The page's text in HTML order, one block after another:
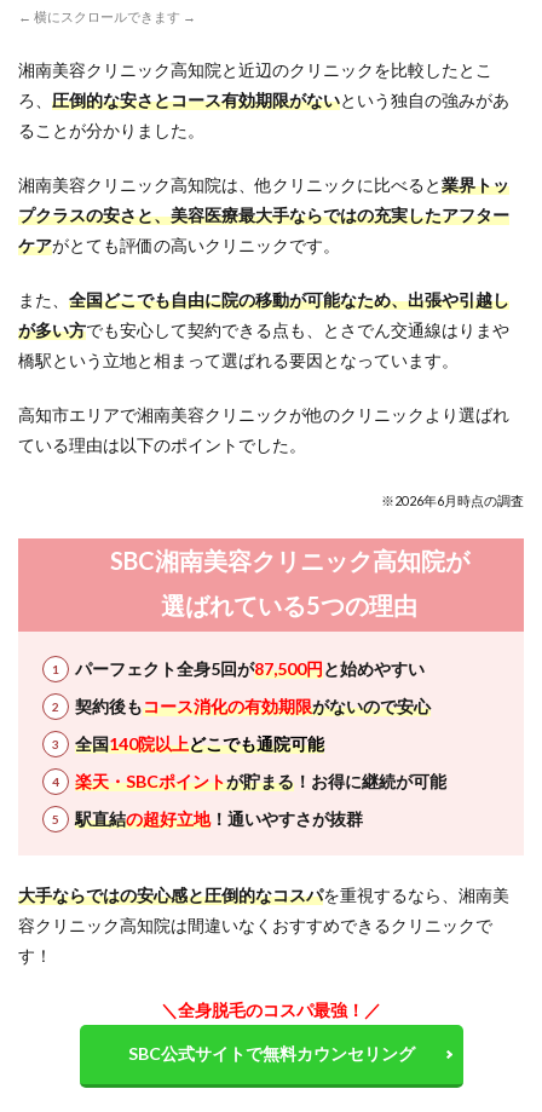
から
しの
お客
様
SBC
湘南
美容
クリ
ニッ
知院
への
方 と
ん交
「は
から
様
12
SBC
湘南
美容
クリ
ニッ
ク高
知院
車場
情報
← 横にスクロールできます →
湘南美容クリニック高知院と近辺のクリニックを比較したとこ
ろ、 圧倒的な安さとコース有効期限がないという独自の強みがあ
ることが分かりました。
湘南美容クリニック高知院は、他クリニックに比べると業界トッ
プクラスの安さと、美容医療最大手ならではの充実したアフター
ケアがとても評価の高いクリニックです。
また、 全国どこでも自由に院の移動が可能なため、出張や引越し
が多い方でも安心して契約できる点も、とさでん交通線はりまや
橋駅という立地と相まって選ばれる要因となっています。
高知市エリアで湘南美容クリニックが他のクリニックより選ばれ
ている理由は以下のポイントでした。
※2026年6月時点の調査
SBC湘南美容クリニック高知院が
選ばれている5つの理由
パーフェクト全身5回が87,500円と始めやすい
契約後もコース消化の有効期限がないので安心
全国140院以上どこでも通院可能
楽天・SBCポイントが貯まる ！お得に継続が可能
駅直結の超好立地！通いやすさが抜群
大手ならではの安心感と圧倒的なコスパを重視するなら、湘南美
容クリニック高知院は間違いなくおすすめできるクリニックで
す！
＼全身脱毛のコスパ最強！ ／
SBC公式サイトで無料カウンセリング